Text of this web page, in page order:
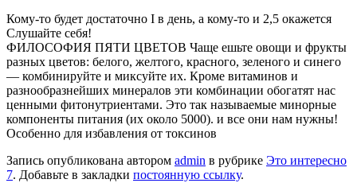
Кому-то будет достаточно I в день, а кому-то и 2,5 окажется
Слушайте себя!
ФИЛОСОФИЯ ПЯТИ ЦВЕТОВ Чаще ешьте овощи и фрукты
разных цветов: белого, желтого, красного, зеленого и синего
— комбинируйте и миксуйте их. Кроме витаминов и
разнообразнейших минералов эти комбинации обогатят нас
ценными фитонутриентами. Это так называемые минорные
компоненты питания (их около 5000). и все они нам нужны!
Особенно для избавления от токсинов
Запись опубликована автором admin в рубрике Это интересно
7. Добавьте в закладки постоянную ссылку.